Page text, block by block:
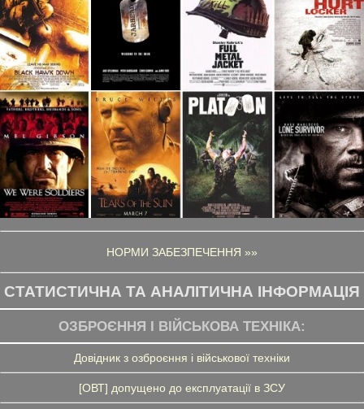
НОРМИ ЗАБЕЗПЕЧЕННЯ »»
СТАТИСТИЧНА ТА АНАЛІТИЧНА ІНФОРМАЦІЯ
ОЗБРОЄННЯ І ВІЙСЬКОВА ТЕХНІКА:
Довідник з озброєння і військової техніки
[ОВТ] допущено до експлуатації в ЗСУ